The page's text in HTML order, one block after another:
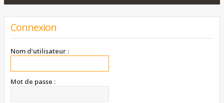
Connexion
Nom d’utilisateur :
Mot de passe :